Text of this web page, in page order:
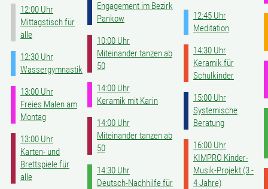
12:00 Uhr
Mittagstisch für
alle
12:30 Uhr
Wassergymnastik
13:00 Uhr
Freies Malen am
Montag
13:00 Uhr
Karten- und
Brettspiele für
alle
Engagement im Bezirk
Pankow
10:00 Uhr
Miteinander tanzen ab
50
14:00 Uhr
Keramik mit Karin
14:00 Uhr
Miteinander tanzen ab
50
14:30 Uhr
Deutsch-Nachhilfe für
12:45 Uhr
Meditation
14:30 Uhr
Keramik für
Schulkinder
15:00 Uhr
Systemische
Beratung
16:00 Uhr
KIMPRO Kinder-
Musik-Projekt (3 -
4 Jahre)